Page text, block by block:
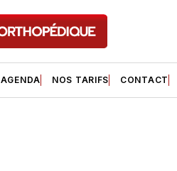
AGENDA NOS TARIFS CONTACT